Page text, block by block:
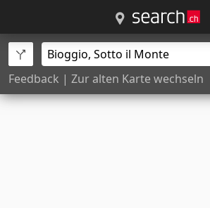
Feedback | Zur alten Karte wechseln